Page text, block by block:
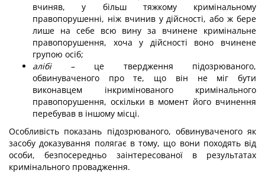
вчиняв, у більш тяжкому кримінальному
правопорушенні, ніж вчинив у дійсності, або ж бере
лише на себе всю вину за вчинене кримінальне
правопорушення, хоча у дійсності воно вчинене
групою осіб;
алібі – це твердження підозрюваного,
обвинуваченого про те, що він не міг бути
виконавцем інкримінованого кримінального
правопорушення, оскільки в момент його вчинення
перебував в іншому місці.
Особливість показань підозрюваного, обвинуваченого як
засобу доказування полягає в тому, що вони походять від
особи, безпосередньо заінтересованої в результатах
кримінального провадження.